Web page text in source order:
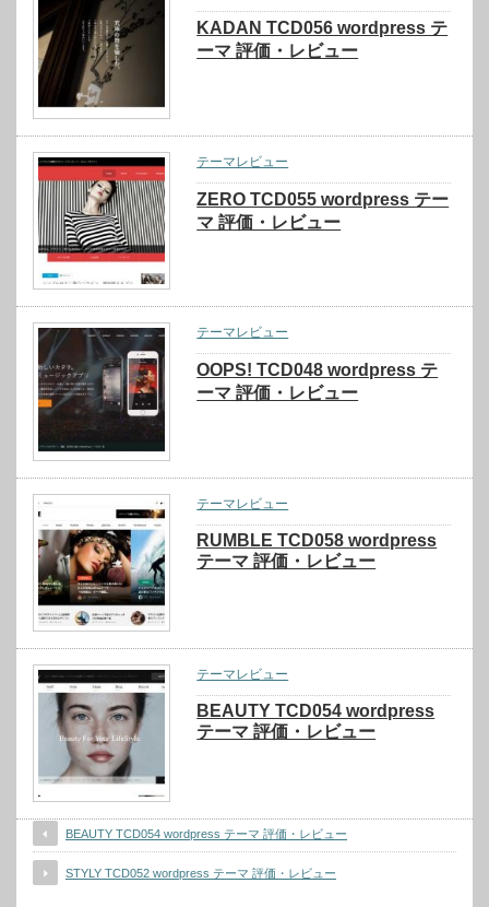
KADAN TCD056 wordpress テ
ーマ 評価・レビュー
テーマレビュー
ZERO TCD055 wordpress テー
マ 評価・レビュー
テーマレビュー
OOPS! TCD048 wordpress テ
ーマ 評価・レビュー
テーマレビュー
RUMBLE TCD058 wordpress
テーマ 評価・レビュー
テーマレビュー
BEAUTY TCD054 wordpress
テーマ 評価・レビュー
BEAUTY TCD054 wordpress テーマ 評価・レビュー
STYLY TCD052 wordpress テーマ 評価・レビュー